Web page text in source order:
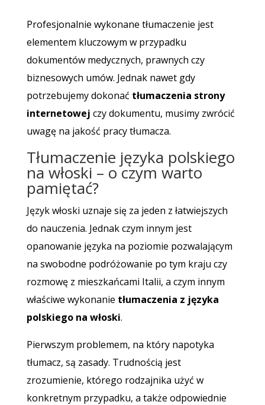
Profesjonalnie wykonane tłumaczenie jest
elementem kluczowym w przypadku
dokumentów medycznych, prawnych czy
biznesowych umów. Jednak nawet gdy
potrzebujemy dokonać tłumaczenia strony
internetowej czy dokumentu, musimy zwrócić
uwagę na jakość pracy tłumacza.
Tłumaczenie języka polskiego
na włoski – o czym warto
pamiętać?
Język włoski uznaje się za jeden z łatwiejszych
do nauczenia. Jednak czym innym jest
opanowanie języka na poziomie pozwalającym
na swobodne podróżowanie po tym kraju czy
rozmowę z mieszkańcami Italii, a czym innym
właściwe wykonanie tłumaczenia z języka
polskiego na włoski.
Pierwszym problemem, na który napotyka
tłumacz, są zasady. Trudnością jest
zrozumienie, którego rodzajnika użyć w
konkretnym przypadku, a także odpowiednie